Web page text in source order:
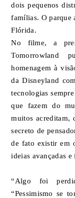
dois pequenos
famílias. O parque
Flórida.
No filme, a
Tomorrowland
homenagem à
da Disneyland
tecnologias
que fazem do
muitos acreditam,
secreto de
de fato existir em
ideias avançadas
“Algo foi
“Pessimismo se